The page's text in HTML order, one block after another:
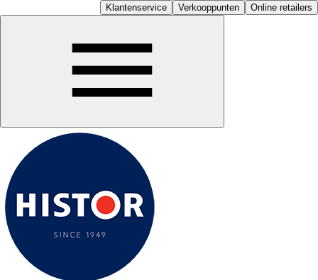
Klantenservice Verkooppunten Online retailers